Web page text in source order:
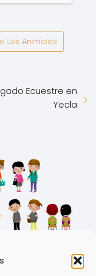
Los Animales
Ecuestre en
Yecla
en